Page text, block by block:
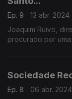
Ep. 9
13 abr. 2024
Joaquim Ruivo,
procurado por
Sociedade
Ep. 8
06 abr. 2024